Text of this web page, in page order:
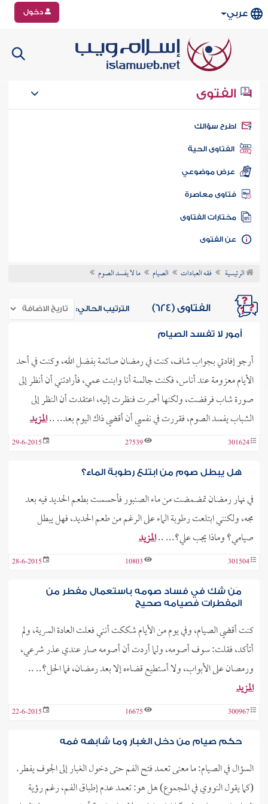
عربي دخول
الفتوى
سؤالك
الفتاوى الحية
عرض موضوعي
فتاوى معاصرة
مختارات الفتاوى
الفتوى
الرئيسية فقه العبادات الصيام ما لا يفسد الصوم
الفتاوى (624) الترتيب الحالي:
أمور لا تفسد الصيام
أرجو إفادتي بجواب شاف، كنت في رمضان صائمة بفضل الله، وكنت في أحد
الأيام معزومة عند أناس، فكنت جالسة أنا وابنت عمي، فأرادتني أن أنظر إلى
صورة شاب فرفضت، ولكنها أصرت فنظرت إليه، اعتقدت أن النظر إلى
الشباب يفسد الصوم، فقررت في نفسي أن أقضي ذاك اليوم بعد.. ..المزيد
301624
27539
29-6-2015
هل يبطل صوم من ابتلع رطوبة الماء؟
في نهار رمضان تمضمضت من ماء الصنبور فأحسست بطعم الحديد فيه بعد
مجه، ولكنني ابتلعت رطوبة الماء على الرغم من طعم الحديد، فهل يبطل
صيامي؟ وماذا يجب علي؟... ..المزيد
301504
10803
28-6-2015
مَن شك في فساد صومه باستعمال مفطر من
المفطرات فصيامه صحيح
كنت أقضي الصيام، وفي يوم من الأيام شككت أنني فعلت العادة السرية، ولم
أتأكد، فقلت: سوف أصومه، ولما أردت أن أصومه صار عندي عذر شرعي،
ورمصان على الأبواب، ولا أستطيع قضاءه إلا بعد رمضان، فما الحل؟.. ..
المزيد
300967
16675
22-6-2015
حكم صيام من دخل الغبار وما شابهه فمه
السؤال في الصيام: ما معنى تعمد فتح الفم حتى دخول الغبار إلى الجوف يفطر.
(كما يقول النووي في المجموع) هل هو: تعمد عدم إطباق الفم، رغم رؤية